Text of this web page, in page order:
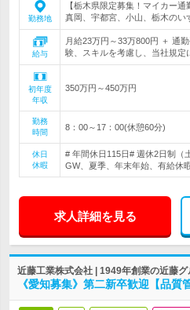
勤務地
【栃木県限定募集！マイカー
真岡、宇都宮、小山、栃木のい
給与
月給23万円～33万800円 ＋ 通
験、スキルを考慮し、当社規定
初年度
年収
350万円～450万円
勤務
時間
8：00～17：00(休憩60分)
休日
休暇
# 年間休日115日# 週休2日制
GW、夏季、年末年始、有給休
求人詳細を見る
近藤工業株式会社 | 1949年創業の近藤
《愛知募集》第二新卒歓迎【品